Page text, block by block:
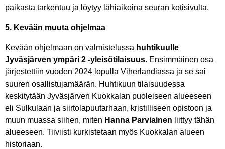
paikasta tarkentuu ja löytyy lähiaikoina seuran kotisivulta.
5. Kevään muuta ohjelmaa
Kevään ohjelmaan on valmistelussa huhtikuulle
Jyväsjärven ympäri 2 -yleisötilaisuus. Ensimmäinen osa
järjestettiin vuoden 2024 lopulla Viherlandiassa ja se sai
suuren osallistujamäärän. Huhtikuun tilaisuudessa
keskitytään Jyväsjärven Kuokkalan puoleiseen alueeseen
eli Sulkulaan ja siirtolapuutarhaan, kristilliseen opistoon ja
muun muassa siihen, miten Hanna Parviainen liittyy tähän
alueeseen. Tiiviisti kurkistetaan myös Kuokkalan alueen
historiaan.